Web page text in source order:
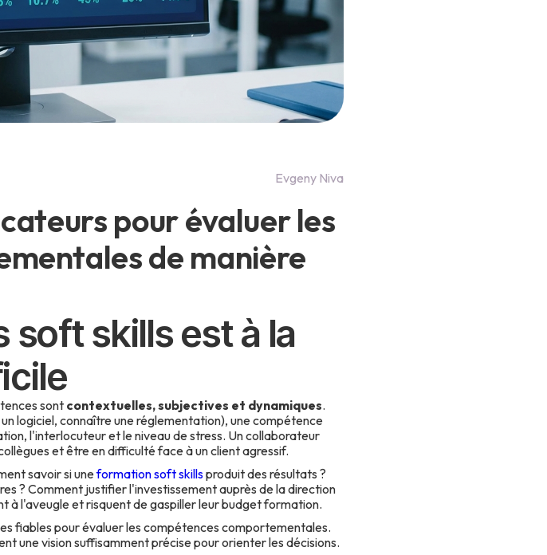
Evgeny Niva
pour évaluer les
de manière
soft skills est à la
sont contextuelles, subjectives et dynamiques.
logiciel, connaître une réglementation), une compétence
l'interlocuteur et le niveau de stress. Un collaborateur
et être en difficulté face à un client agressif.
savoir si uneformation soft skillsproduit des résultats ?
? Comment justifier l'investissement auprès de la direction
à l'aveugle et risquent de gaspiller leur budget formation.
fiables pour évaluer les compétences comportementales.
une vision suffisamment précise pour orienter les décisions.